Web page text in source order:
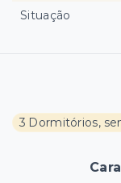
3 Dormitórios,
Situação